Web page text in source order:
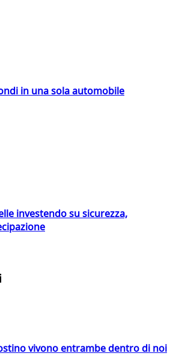
in una sola automobile
investendo su sicurezza,
vivono entrambe dentro di noi